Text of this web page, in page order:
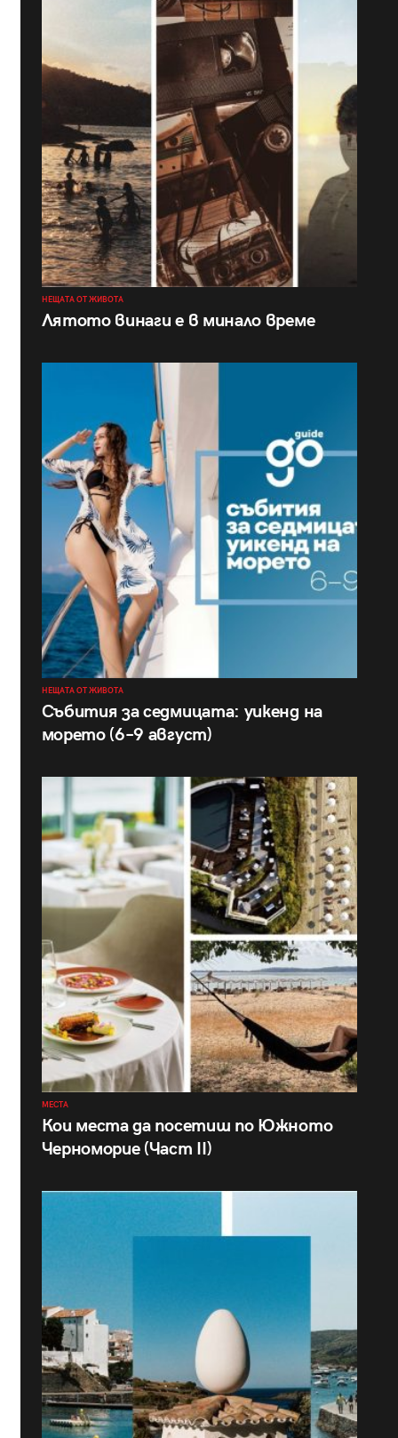
НЕЩАТА ОТ ЖИВОТА
Лятото винаги е в минало време
НЕЩАТА ОТ ЖИВОТА
Събития за седмицата: уикенд на
морето (6–9 август)
МЕСТА
Кои места да посетиш по Южното
Черноморие (Част II)